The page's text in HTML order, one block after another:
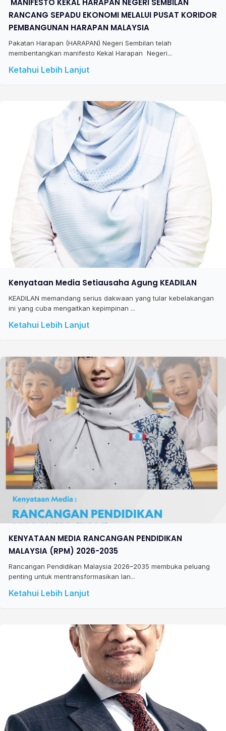
​ MANIFESTO KEKAL HARAPAN NEGERI SEMBILAN
RANCANG SEPADU EKONOMI MELALUI PUSAT KORIDOR
PEMBANGUNAN HARAPAN MALAYSIA
Pakatan Harapan (HARAPAN) Negeri Sembilan telah
membentangkan manifesto Kekal Harapan Negeri...
Ketahui Lebih Lanjut
Kenyataan Media Setiausaha Agung KEADILAN
KEADILAN memandang serius dakwaan yang tular kebelakangan
ini yang cuba mengaitkan kepimpinan ...
Ketahui Lebih Lanjut
KENYATAAN MEDIA RANCANGAN PENDIDIKAN
MALAYSIA (RPM) 2026-2035
Rancangan Pendidikan Malaysia 2026–2035 membuka peluang
penting untuk mentransformasikan lan...
Ketahui Lebih Lanjut